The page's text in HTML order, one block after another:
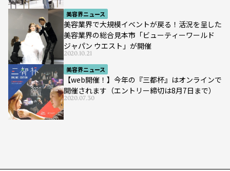
美容界ニュース
美容業界で大規模イベントが戻る！活況を呈した
美容業界の総合見本市「ビューティーワールド
ジャパン ウエスト」が開催
2020.10.21
美容界ニュース
【web開催！】今年の『三都杯』はオンラインで
開催されます（エントリー締切は8月7日まで）
2020.07.30